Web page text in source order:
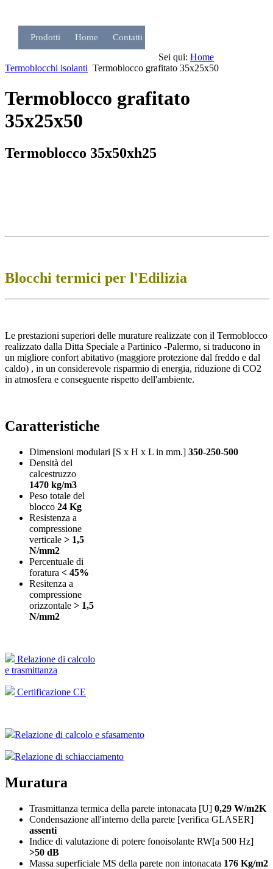
Prodotti Home Contatti
Sei qui: Home
Termoblocchi isolanti Termoblocco grafitato 35x25x50
Termoblocco grafitato
35x25x50
Termoblocco 35x50xh25
Blocchi termici per l'Edilizia
Le prestazioni superiori delle murature realizzate con il Termoblocco
realizzato dalla Ditta Speciale a Partinico -Palermo, si traducono in
un migliore confort abitativo (maggiore protezione dal freddo e dal
caldo) , in un considerevole risparmio di energia, riduzione di CO2
in atmosfera e conseguente rispetto dell'ambiente.
Caratteristiche
Dimensioni modulari [S x H x L in mm.] 350-250-500
Densità del
calcestruzzo
1470 kg/m3
Peso totale del
blocco 24 Kg
Resistenza a
compressione
verticale > 1,5
N/mm2
Percentuale di
foratura < 45%
Resitenza a
compressione
orizzontale > 1,5
N/mm2
Relazione di calcolo
e trasmittanza
Certificazione CE
Relazione di calcolo e sfasamento
Relazione di schiacciamento
Muratura
Trasmittanza termica della parete intonacata [U] 0,29 W/m2K
Condensazione all'interno della parete [verifica GLASER]
assenti
Indice di valutazione di potere fonoisolante RW[a 500 Hz]
>50 dB
Massa superficiale MS della parete non intonacata 176 Kg/m2